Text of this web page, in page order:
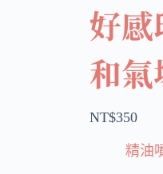
好
和
NT$350
精油